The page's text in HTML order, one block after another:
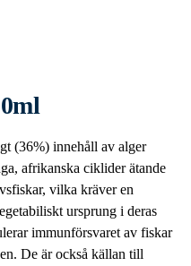
(36%) innehåll av alger
afrikanska ciklider ätande
vilka kräver en
ursprung i deras
immunförsvaret av fiskar
De är också källan till